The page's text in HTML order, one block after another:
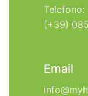
Telefono:
(+39)
Email